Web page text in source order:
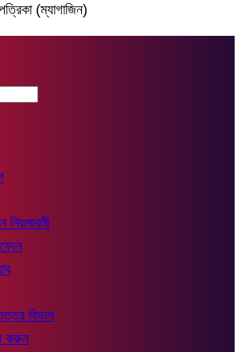
(ম্যাগাজিন)
নিয়মাবলী
বিভাগ
করুন